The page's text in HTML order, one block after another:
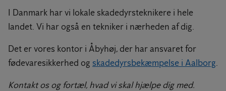
I Danmark har vi lokale skadedyrsteknikere i hele
landet. Vi har også en tekniker i nærheden af dig.
Det er vores kontor i Åbyhøj, der har ansvaret for
fødevaresikkerhed og skadedyrsbekæmpelse i Aalborg.
Kontakt os og fortæl, hvad vi skal hjælpe dig med.